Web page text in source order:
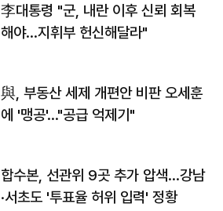
李대통령 "군, 내란 이후 신뢰 회복
해야…지휘부 헌신해달라"
與, 부동산 세제 개편안 비판 오세훈
에 '맹공'…"공급 억제기"
합수본, 선관위 9곳 추가 압색…강남
·서초도 '투표율 허위 입력' 정황